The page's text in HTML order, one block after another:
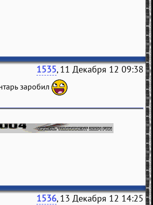
1535, 11 Декабря 12 09:38
заробил
1536, 13 Декабря 12 14:25